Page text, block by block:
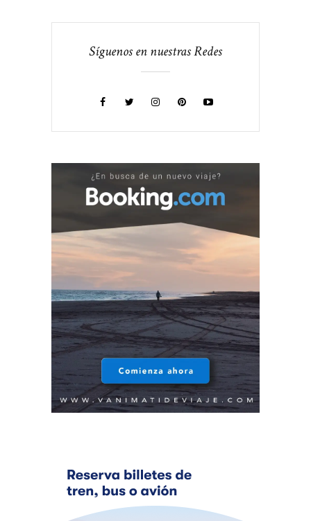
Síguenos en nuestras Redes